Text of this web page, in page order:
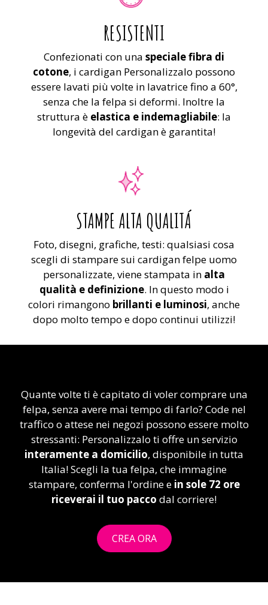
RESISTENTI
Confezionati con una speciale fibra di
cotone, i cardigan Personalizzalo possono
essere lavati più volte in lavatrice fino a 60°,
senza che la felpa si deformi. Inoltre la
struttura è elastica e indemagliabile: la
longevità del cardigan è garantita!
STAMPE ALTA QUALITÁ
Foto, disegni, grafiche, testi: qualsiasi cosa
scegli di stampare sui cardigan felpe uomo
personalizzate, viene stampata in alta
qualità e definizione. In questo modo i
colori rimangono brillanti e luminosi, anche
dopo molto tempo e dopo continui utilizzi!
Quante volte ti è capitato di voler comprare una
felpa, senza avere mai tempo di farlo? Code nel
traffico o attese nei negozi possono essere molto
stressanti: Personalizzalo ti offre un servizio
interamente a domicilio, disponibile in tutta
Italia! Scegli la tua felpa, che immagine
stampare, conferma l'ordine e in sole 72 ore
riceverai il tuo pacco dal corriere!
CREA ORA